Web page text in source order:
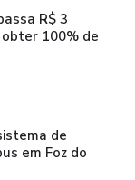
R$ 3
100% de
de
em Foz do